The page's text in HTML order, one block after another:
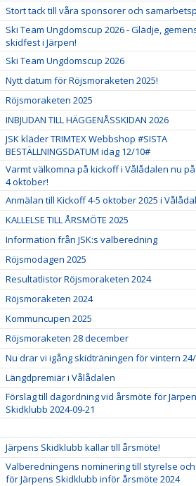
Stort tack till våra sponsorer och
Ski Team Ungdomscup 2026 - Glädje,
skidfest i Järpen!
Ski Team Ungdomscup 2026
Nytt datum för Röjsmoraketen 2025!
Röjsmoraketen 2025
INBJUDAN TILL HÄGGENÅSSKIDAN 2026
JSK kläder TRIMTEX Webbshop #SISTA
BESTÄLLNINGSDATUM idag 12/10#
Varmt välkomna på kickoff i Vålådalen nu
4 oktober!
Anmälan till Kickoff 4-5 oktober 2025 i
KALLELSE TILL ÅRSMÖTE 2025
Information från JSK:s valberedning
Röjsmodagen 2025
Resultatlistor Röjsmoraketen 2024
Röjsmoraketen 2024
Kommuncupen 2025
Röjsmoraketen 28 december
Nu drar vi igång skidträningen för vintern
Längdpremiär i Vålådalen
Förslag till dagordning vid årsmöte för
Skidklubb 2024-09-21
Järpens Skidklubb kallar till årsmöte!
Valberedningens nominering till styrelse
för Järpens Skidklubb inför årsmöte 2024